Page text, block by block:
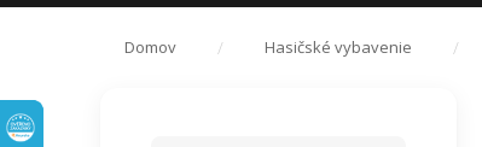
Domov Hasičské vybavenie